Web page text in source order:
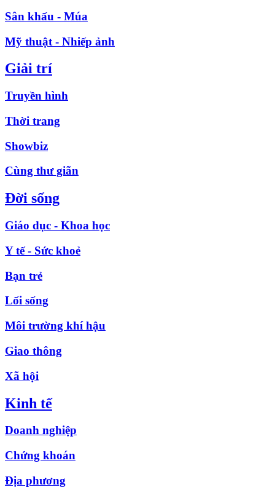
Sân khấu - Múa
Mỹ thuật - Nhiếp ảnh
Giải trí
Truyền hình
Thời trang
Showbiz
Cùng thư giãn
Đời sống
Giáo dục - Khoa học
Y tế - Sức khoẻ
Bạn trẻ
Lối sống
Môi trường khí hậu
Giao thông
Xã hội
Kinh tế
Doanh nghiệp
Chứng khoán
Địa phương